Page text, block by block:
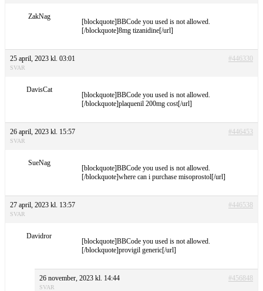
ZakNag
[blockquote]BBCode you used is not allowed.
[/blockquote]8mg tizanidine[/url]
25 april, 2023 kl. 03:01 #446330
SVAR
DavisCat
[blockquote]BBCode you used is not allowed.
[/blockquote]plaquenil 200mg cost[/url]
26 april, 2023 kl. 15:57 #446453
SVAR
SueNag
[blockquote]BBCode you used is not allowed.
[/blockquote]where can i purchase misoprostol[/url]
27 april, 2023 kl. 13:57 #446538
SVAR
Davidror
[blockquote]BBCode you used is not allowed.
[/blockquote]provigil generic[/url]
26 november, 2023 kl. 14:44 #456848
SVAR